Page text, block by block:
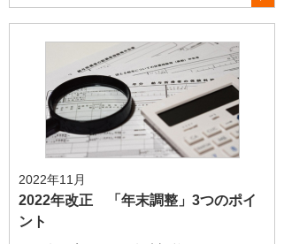
2022年11月
2022年改正 「年末調整」3つのポイ
ント